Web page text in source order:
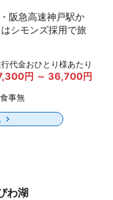
阪急高速神戸駅か
シモンズ採用で旅
代金おひとり様あたり
円 ～ 36,700円
事無
わ湖